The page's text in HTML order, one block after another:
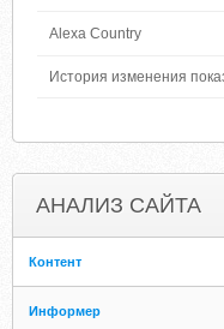
Alexa Country
История изменения
АНАЛИЗ САЙТА
Контент
Информер